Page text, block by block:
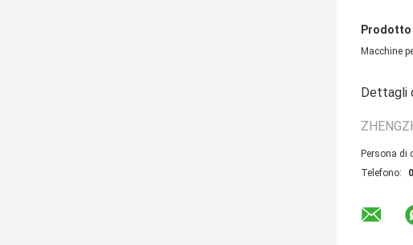
Prodotto
Macchine
Dettagli
Persona di
Telefono: